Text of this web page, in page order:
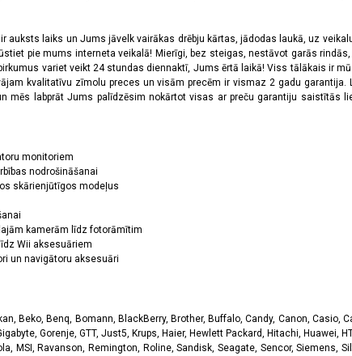
auksts laiks un Jums jāvelk vairākas drēbju kārtas, jādodas laukā, uz
pie mums interneta veikalā! Mierīgi, bez steigas, nestāvot garās
variet veikt 24 stundas diennaktī, Jums ērtā laikā! Viss tālākais ir
kvalitatīvu zīmolu preces un visām precēm ir vismaz 2 gadu
mēs labprāt Jums palīdzēsim nokārtot visas ar preču garantiju saistītās
monitoriem
nodrošināšanai
skārienjūtīgos modeļus
kamerām līdz fotorāmītim
Wii aksesuāriem
un navigātoru aksesuāri
Beko, Benq, Bomann, BlackBerry, Brother, Buffalo, Candy, Canon, Casio,
Gorenje, GTT, Just5, Krups, Haier, Hewlett Packard, Hitachi, Huawei,
MSI, Ravanson, Remington, Roline, Sandisk, Seagate, Sencor, Siemens,